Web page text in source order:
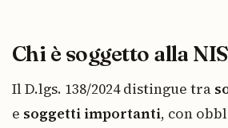
Chi è soggetto alla
Il D.lgs. 138/2024 distingue tra
e soggetti importanti, con